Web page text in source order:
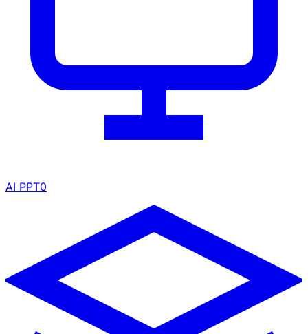
AI PPT0